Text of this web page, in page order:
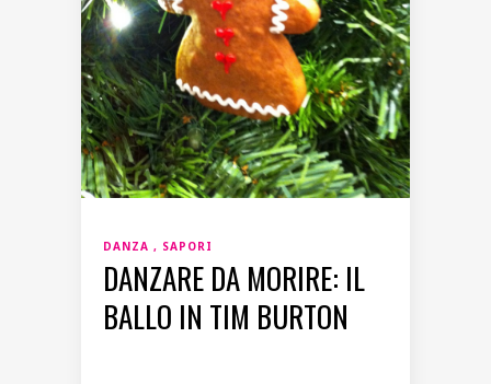
DANZA SAPORI
DANZARE DA MORIRE: IL
BALLO IN TIM BURTON